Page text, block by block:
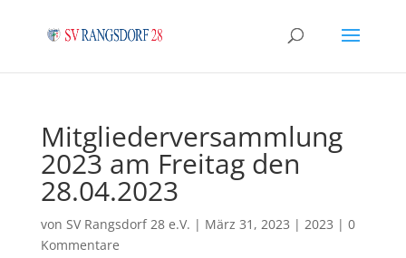
Mitgliederversammlung
2023 am Freitag den
28.04.2023
von SV Rangsdorf 28 e.V. | März 31, 2023 | 2023 | 0
Kommentare